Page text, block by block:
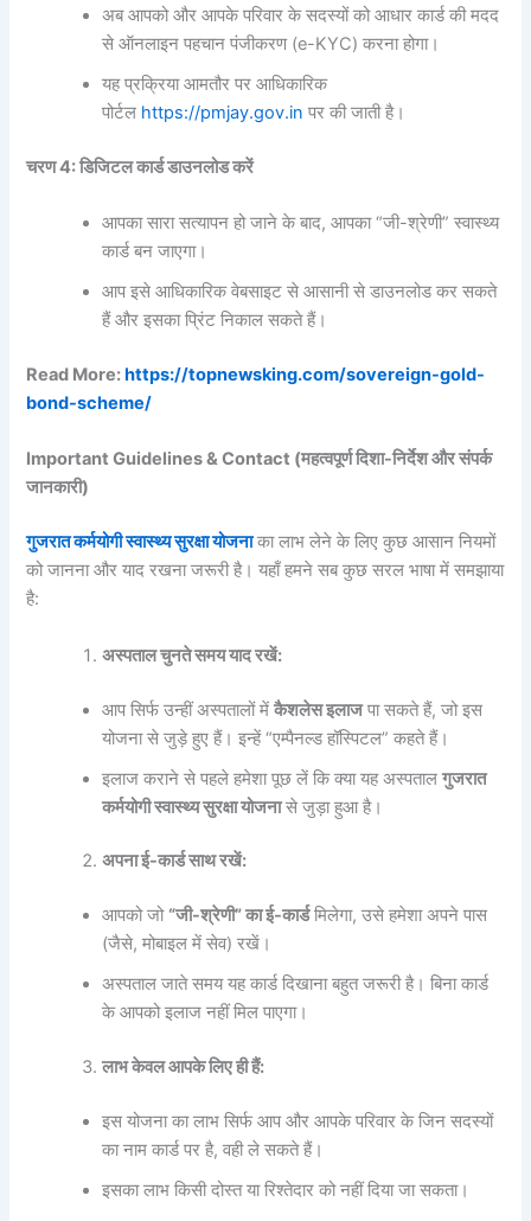
अब आपको और आपके परिवार के सदस्यों को आधार कार्ड की मदद
से ऑनलाइन पहचान पंजीकरण (e-KYC) करना होगा।
यह प्रक्रिया आमतौर पर आधिकारिक
पोर्टल https://pmjay.gov.in पर की जाती है।
चरण 4: डिजिटल कार्ड डाउनलोड करें
आपका सारा सत्यापन हो जाने के बाद, आपका “जी-श्रेणी” स्वास्थ्य
कार्ड बन जाएगा।
आप इसे आधिकारिक वेबसाइट से आसानी से डाउनलोड कर सकते
हैं और इसका प्रिंट निकाल सकते हैं।
Read More:https://topnewsking.com/sovereign-gold-
bond-scheme/
Important Guidelines & Contact (महत्वपूर्ण दिशा-निर्देश और संपर्क
जानकारी)
गुजरात कर्मयोगी स्वास्थ्य सुरक्षा योजनाका लाभ लेने के लिए कुछ आसान नियमों
को जानना और याद रखना जरूरी है। यहाँ हमने सब कुछ सरल भाषा में समझाया
है:
अस्पताल चुनते समय याद रखें:
आप सिर्फ उन्हीं अस्पतालों मेंकैशलेस इलाजपा सकते हैं, जो इस
योजना से जुड़े हुए हैं। इन्हें “एम्पैनल्ड हॉस्पिटल” कहते हैं।
इलाज कराने से पहले हमेशा पूछ लें कि क्या यह अस्पतालगुजरात
कर्मयोगी स्वास्थ्य सुरक्षा योजनासे जुड़ा हुआ है।
अपना ई-कार्ड साथ रखें:
आपको जो “जी-श्रेणी” का ई-कार्डमिलेगा, उसे हमेशा अपने पास
(जैसे, मोबाइल में सेव) रखें।
अस्पताल जाते समय यह कार्ड दिखाना बहुत जरूरी है। बिना कार्ड
के आपको इलाज नहीं मिल पाएगा।
लाभ केवल आपके लिए ही हैं:
इस योजना का लाभ सिर्फ आप और आपके परिवार के जिन सदस्यों
का नाम कार्ड पर है, वही ले सकते हैं।
इसका लाभ किसी दोस्त या रिश्तेदार को नहीं दिया जा सकता।